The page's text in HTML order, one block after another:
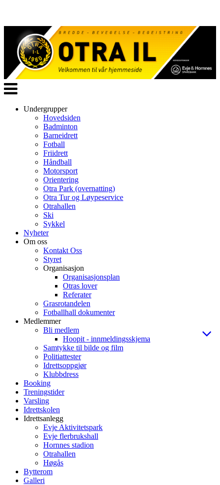
Veksle
navigasjon
Undergrupper
Hovedsiden
Badminton
Barneidrett
Fotball
Friidrett
Håndball
Motorsport
Orientering
Otra Park (overnatting)
Otra Tur og Løypeservice
Otrahallen
Ski
Sykkel
Nyheter
Om oss
Kontakt Oss
Styret
Organisasjon
Organisasjonsplan
Otras lover
Referater
Grasrotandelen
Fotballhall dokumenter
Medlemmer
Bli medlem
Hoopit - innmeldingsskjema
Samtykke til bilde og film
Politiattester
Idrettsoppgjør
Klubbdress
Booking
Treningstider
Varsling
Idrettskolen
Idrettsanlegg
Evje Aktivitetspark
Evje flerbrukshall
Hornnes stadion
Otrahallen
Høgås
Bytterom
Galleri